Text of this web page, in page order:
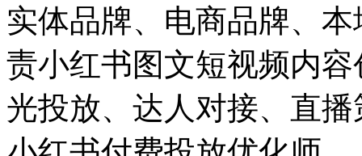
实体品牌、电商品牌、
责小红书图文短视频内
光投放、达人对接、直播